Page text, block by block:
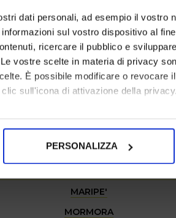
dati personali, ad esempio il vostro
sul vostro dispositivo al
ricercare il pubblico e
vostre scelte in materia di privacy
È possibile modificare o revocare
sull'icona di attivazione della privacy.
attivamente alla ricerca di
dati personali e imposta le tue
momento dalla Dichiarazione sui
PERSONALIZZA
IL LACCIO
INUOVO
K
KHARISMA
M
MARIPE'
MORMORA